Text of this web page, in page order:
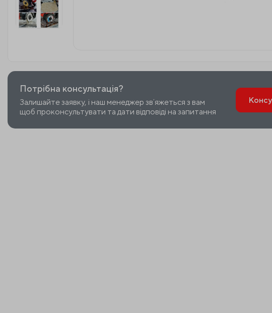
Потрібна консультація?
Залишайте заявку, і наш менеджер звʼяжеться з вам
щоб проконсультувати та дати відповіді на запитання